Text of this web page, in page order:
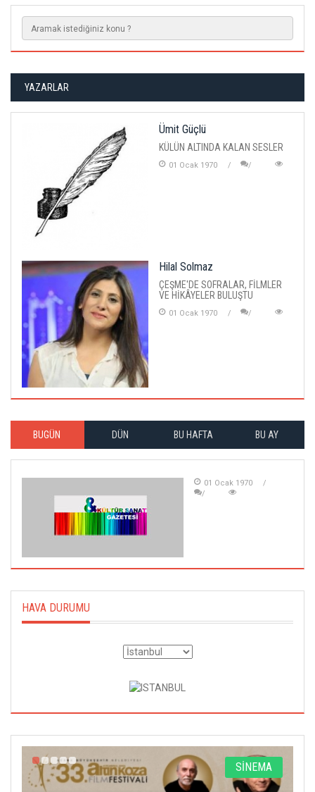
YAZARLAR
Ümit Güçlü
KÜLÜN ALTINDA KALAN SESLER
01 Ocak 1970
Hilal Solmaz
ÇEŞME'DE SOFRALAR, FİLMLER
VE HİKÂYELER BULUŞTU
01 Ocak 1970
BUGÜN DÜN BU HAFTA BU AY
01 Ocak 1970
HAVA DURUMU
SİNEMA